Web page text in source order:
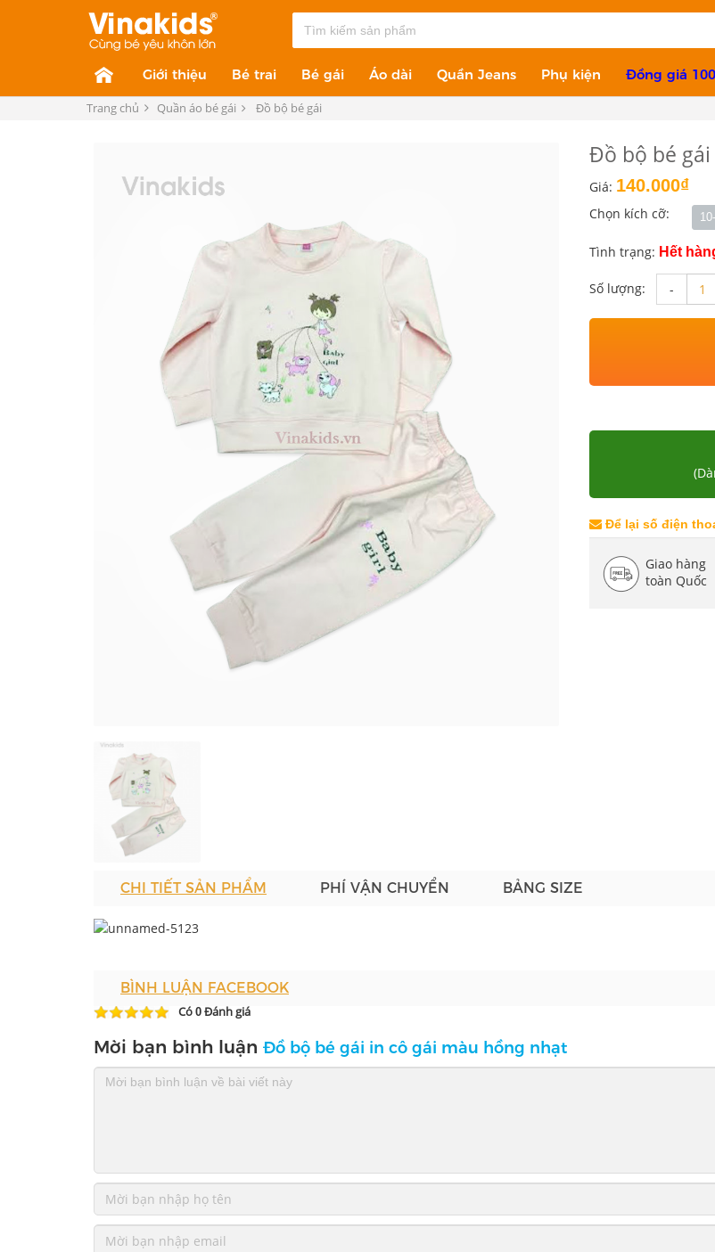
Giới thiệu Bé trai Bé gái Áo dài Quần Jeans Phụ kiện Đồng giá
Trang chủ Quần áo bé gái Đồ bộ bé gái
Đồ bộ bé
Giá: 140.000₫
Chọn kích cỡ:
Tình trạng: Hết
Số lượng: -
Để lại số điện
Giao hàng
toàn Quốc
CHI TIẾT SẢN PHẨM PHÍ VẬN CHUYỂN BẢNG SIZE
BÌNH LUẬN FACEBOOK
Có 0 Đánh giá
Mời bạn bình luận Đồ bộ bé gái in cô gái màu hồng nhạt